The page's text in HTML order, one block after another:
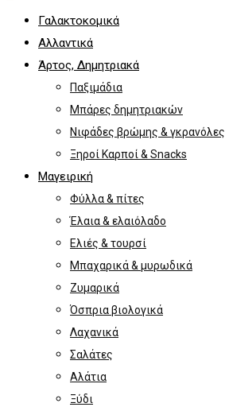
Γαλακτοκομικά
Αλλαντικά
Άρτος, Δημητριακά
Παξιμάδια
Μπάρες δημητριακών
Νιφάδες βρώμης & γκρανόλες
Ξηροί Καρποί & Snacks
Μαγειρική
Φύλλα & πίτες
Έλαια & ελαιόλαδο
Ελιές & τουρσί
Μπαχαρικά & μυρωδικά
Ζυμαρικά
Όσπρια βιολογικά
Λαχανικά
Σαλάτες
Αλάτια
Ξύδι